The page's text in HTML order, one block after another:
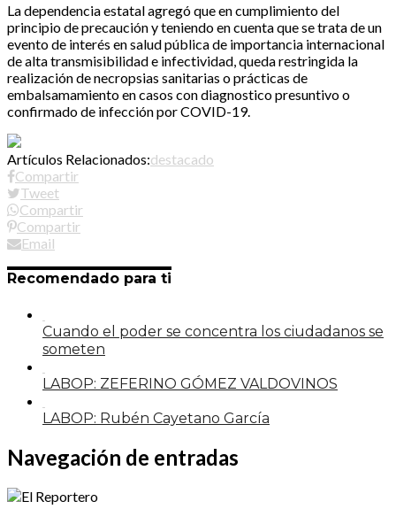
La dependencia estatal agregó que en cumplimiento del
principio de precaución y teniendo en cuenta que se trata de un
evento de interés en salud pública de importancia internacional
de alta transmisibilidad e infectividad, queda restringida la
realización de necropsias sanitarias o prácticas de
embalsamamiento en casos con diagnostico presuntivo o
confirmado de infección por COVID-19.
Artículos Relacionados:destacado
Compartir
Tweet
Compartir
Compartir
Email
Recomendado para ti
Cuando el poder se concentra los ciudadanos se
someten
LABOP: ZEFERINO GÓMEZ VALDOVINOS
LABOP: Rubén Cayetano García
Navegación de entradas